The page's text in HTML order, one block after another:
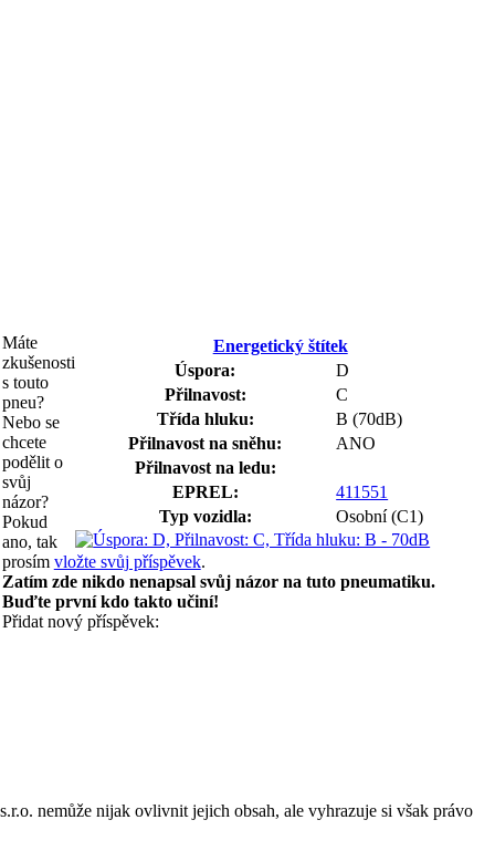
Energetický štítek
Úspora:
D
Přilnavost:
C
Třída hluku:
B (70dB)
Přilnavost na sněhu:
ANO
Přilnavost na ledu:
EPREL:
411551
Typ vozidla:
Osobní (C1)
Máte
zkušenosti
s touto
pneu?
Nebo se
chcete
podělit o
svůj
názor?
Pokud
ano, tak
prosím vložte svůj příspěvek.
Zatím zde nikdo nenapsal svůj názor na tuto pneumatiku.
Buďte první kdo takto učiní!
Přidat nový příspěvek:
nemůže nijak ovlivnit jejich obsah, ale vyhrazuje si však právo